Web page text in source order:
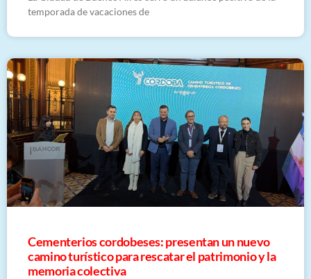
temporada de vacaciones de
Cementerios cordobeses: presentan un nuevo
camino turístico para rescatar el patrimonio y la
memoria colectiva